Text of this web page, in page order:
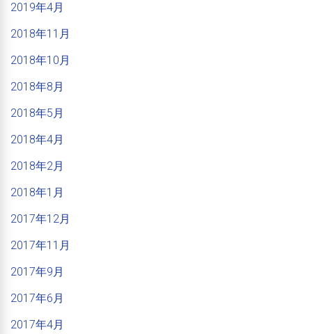
2019年4月
2018年11月
2018年10月
2018年8月
2018年5月
2018年4月
2018年2月
2018年1月
2017年12月
2017年11月
2017年9月
2017年6月
2017年4月